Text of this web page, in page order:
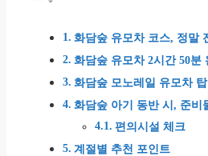
화담숲 유모차 코스, 정말
화담숲 유모차 2시간 50분
화담숲 모노레일 유모차
화담숲 아기 동반 시, 준비
편의시설 체크
계절별 추천 포인트